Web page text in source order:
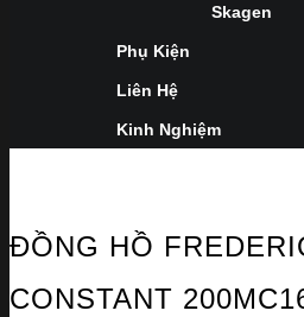
Skagen
Phụ Kiện
Liên Hệ
Kinh Nghiệm
ĐỒNG HỒ
CONSTANT